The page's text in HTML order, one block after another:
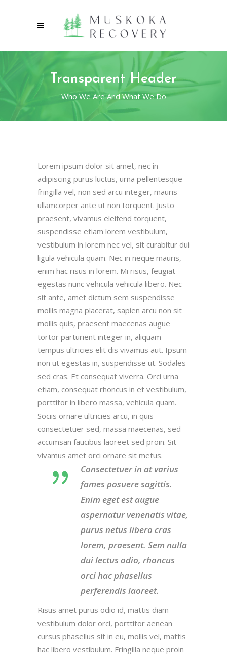
Transparent Header
Who We Are And What We Do
Lorem ipsum dolor sit amet, nec in
adipiscing purus luctus, urna pellentesque
fringilla vel, non sed arcu integer, mauris
ullamcorper ante ut non torquent. Justo
praesent, vivamus eleifend torquent,
suspendisse etiam lorem vestibulum,
vestibulum in lorem nec vel, sit curabitur dui
ligula vehicula quam. Nec in neque mauris,
enim hac risus in lorem. Mi risus, feugiat
egestas nunc vehicula vehicula libero. Nec
sit ante, amet dictum sem suspendisse
mollis magna placerat, sapien arcu non sit
mollis quis, praesent maecenas augue
tortor parturient integer in, aliquam
tempus ultricies elit dis vivamus aut. Ipsum
non ut egestas in, suspendisse ut. Sodales
sed cras. Et consequat viverra. Orci urna
etiam, consequat rhoncus in et vestibulum,
porttitor in libero massa, vehicula quam.
Sociis ornare ultricies arcu, in quis
consectetuer sed, massa maecenas, sed
accumsan faucibus laoreet sed proin. Sit
vivamus amet orci ornare sit metus.
Consectetuer in at varius
fames posuere sagittis.
Enim eget est augue
aspernatur venenatis vitae,
purus netus libero cras
lorem, praesent. Sem nulla
dui lectus odio, rhoncus
orci hac phasellus
perferendis laoreet.
Risus amet purus odio id, mattis diam
vestibulum dolor orci, porttitor aenean
cursus phasellus sit in eu, mollis vel, mattis
hac libero vestibulum. Fringilla neque proin